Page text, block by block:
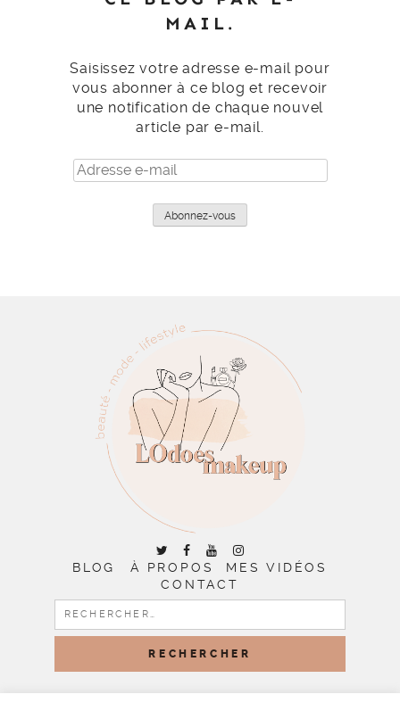
MAIL.
Saisissez votre adresse e-mail pour
vous abonner à ce blog et recevoir
une notification de chaque nouvel
article par e-mail.
Adresse
e-
Abonnez-vous
BLOG À PROPOS
MES VIDÉOS
CONTACT
RECHERCHER :